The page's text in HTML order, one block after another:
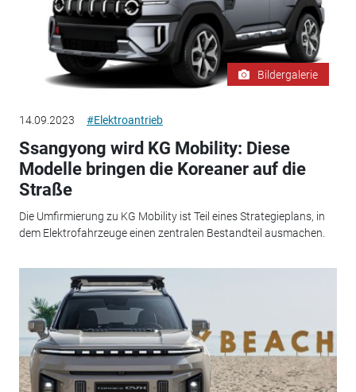
Bildergalerie
14.09.2023 #Elektroantrieb
Ssangyong wird KG Mobility: Diese
Modelle bringen die Koreaner auf die
Straße
Die Umfirmierung zu KG Mobility ist Teil eines Strategieplans, in
dem Elektrofahrzeuge einen zentralen Bestandteil ausmachen.